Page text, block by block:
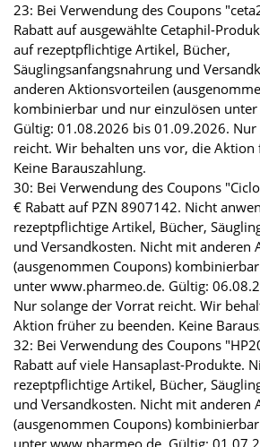
23: Bei Verwendung des Coupons
Rabatt auf ausgewählte Cetaphil-
auf rezeptpflichtige Artikel, Bücher,
Säuglingsanfangsnahrung und
anderen Aktionsvorteilen
kombinierbar und nur einzulösen
Gültig: 01.08.2026 bis 01.09.2026.
reicht. Wir behalten uns vor, die Aktion
Keine Barauszahlung.
30: Bei Verwendung des Coupons
€ Rabatt auf PZN 8907142. Nicht
rezeptpflichtige Artikel, Bücher,
und Versandkosten. Nicht mit anderen
(ausgenommen Coupons)
unter www.pharmeo.de. Gültig:
Nur solange der Vorrat reicht. Wir
Aktion früher zu beenden. Keine
32: Bei Verwendung des Coupons
Rabatt auf viele Hansaplast-Produkte.
rezeptpflichtige Artikel, Bücher,
und Versandkosten. Nicht mit anderen
(ausgenommen Coupons)
unter www.pharmeo.de. Gültig: